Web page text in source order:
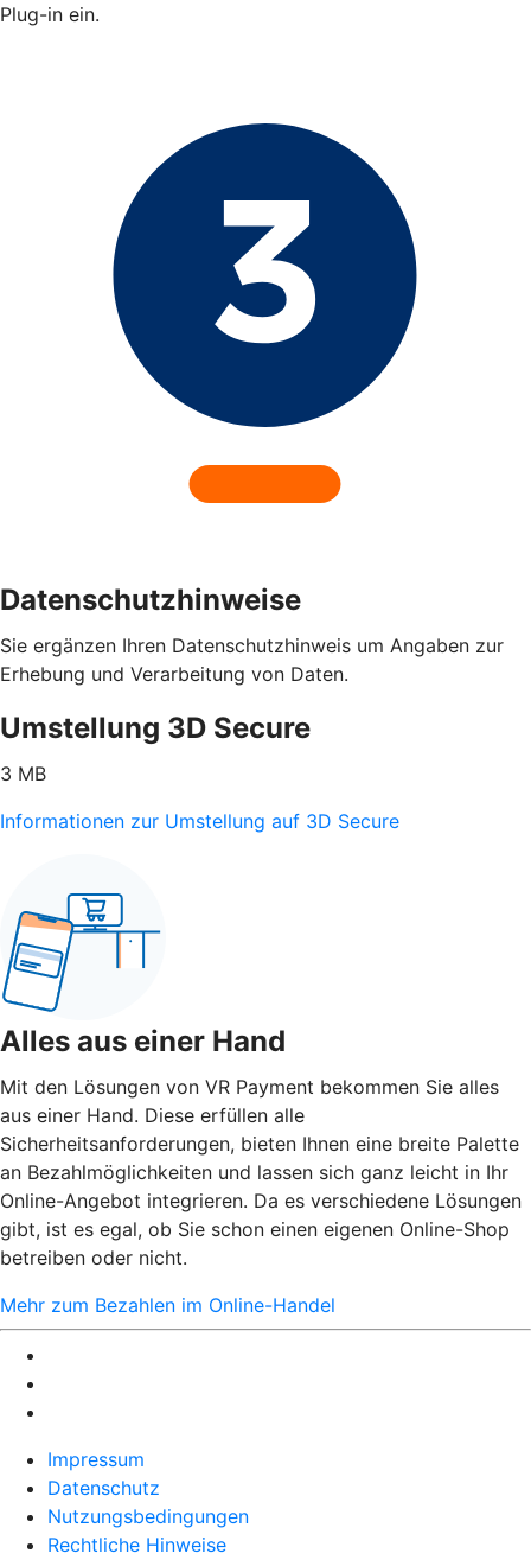
Plug-in ein.
Datenschutzhinweise
Sie ergänzen Ihren Datenschutzhinweis um Angaben zur
Erhebung und Verarbeitung von Daten.
Umstellung 3D Secure
3 MB
Informationen zur Umstellung auf 3D Secure
Alles aus einer Hand
Mit den Lösungen von VR Payment bekommen Sie alles
aus einer Hand. Diese erfüllen alle
Sicherheitsanforderungen, bieten Ihnen eine breite Palette
an Bezahlmöglichkeiten und lassen sich ganz leicht in Ihr
Online-Angebot integrieren. Da es verschiedene Lösungen
gibt, ist es egal, ob Sie schon einen eigenen Online-Shop
betreiben oder nicht.
Mehr zum Bezahlen im Online-Handel
Impressum
Datenschutz
Nutzungsbedingungen
Rechtliche Hinweise